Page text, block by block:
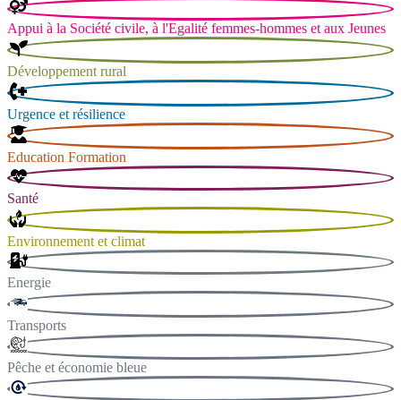
Appui à la Société civile, à l'Egalité femmes-hommes et aux Jeunes
Développement rural
Urgence et résilience
Education Formation
Santé
Environnement et climat
Energie
Transports
Pêche et économie bleue